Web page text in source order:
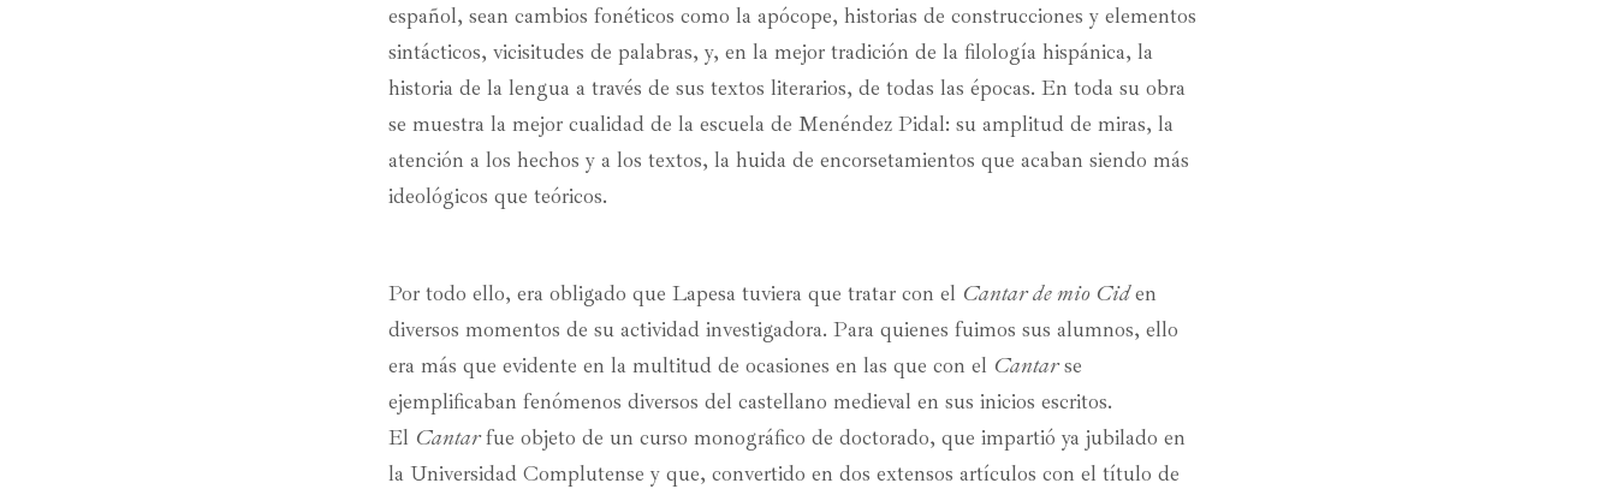
español, sean cambios fonéticos como la apócope, historias de construcciones y elementos
sintácticos, vicisitudes de palabras, y, en la mejor tradición de la filología hispánica, la
historia de la lengua a través de sus textos literarios, de todas las épocas. En toda su obra
se muestra la mejor cualidad de la escuela de Menéndez Pidal: su amplitud de miras, la
atención a los hechos y a los textos, la huida de encorsetamientos que acaban siendo más
ideológicos que teóricos.
Por todo ello, era obligado que Lapesa tuviera que tratar con el Cantar de mio Ciden
diversos momentos de su actividad investigadora. Para quienes fuimos sus alumnos, ello
era más que evidente en la multitud de ocasiones en las que con el Cantarse
ejemplificaban fenómenos diversos del castellano medieval en sus inicios escritos.
El Cantarfue objeto de un curso monográfico de doctorado, que impartió ya jubilado en
la Universidad Complutense y que, convertido en dos extensos artículos con el título de